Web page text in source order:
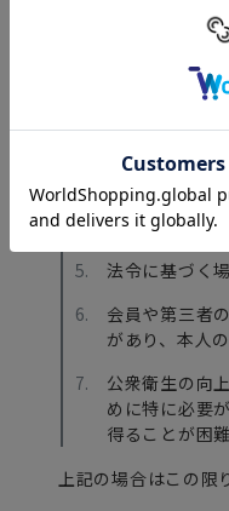
本条1項に定
て当社グルー
国の機関若し
けた者が法令
て協力する必
を得ることに
おそれがあると
法令に基づく
会員や第三者
があり、本人
公衆衛生の向
めに特に必要
得ることが困
上記の場合はこの限